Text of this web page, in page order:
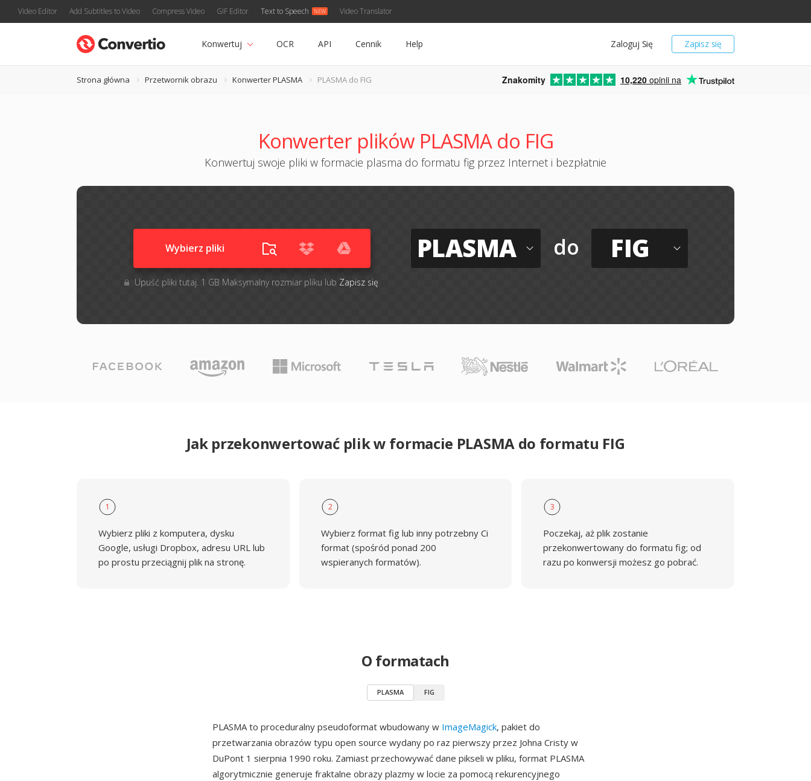
Video Editor Add Subtitles to Video Compress Video GIF Editor Text to Speech Video Translator
Zapisz się
Zaloguj Się
Konwertuj OCR API Cennik Help
Strona główna Przetwornik obrazu Konwerter PLASMA PLASMA do FIG Znakomity 10,220 opinii na
Konwerter plików PLASMA do FIG
Konwertuj swoje pliki w formacie plasma do formatu fig przez Internet i bezpłatnie
Wybierz pliki
Upuść pliki tutaj. 1 GB Maksymalny rozmiar pliku lub Zapisz się
PLASMA do FIG
Jak przekonwertować plik w formacie PLASMA do formatu FIG
1
Wybierz pliki z komputera, dysku
Google, usługi Dropbox, adresu URL lub
po prostu przeciągnij plik na stronę.
2
Wybierz format fig lub inny potrzebny Ci
format (spośród ponad 200
wspieranych formatów).
3
Poczekaj, aż plik zostanie
przekonwertowany do formatu fig; od
razu po konwersji możesz go pobrać.
O formatach
PLASMA FIG
PLASMA to proceduralny pseudoformat wbudowany w ImageMagick, pakiet do
przetwarzania obrazów typu open source wydany po raz pierwszy przez Johna Cristy w
DuPont 1 sierpnia 1990 roku. Zamiast przechowywać dane pikseli w pliku, format PLASMA
algorytmicznie generuje fraktalne obrazy plazmy w locie za pomocą rekurencyjnego